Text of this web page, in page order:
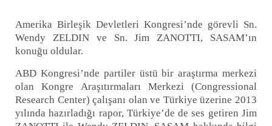
Amerika Birleşik Devletleri Kongresi’nde görevli Sn.
Wendy ZELDIN ve Sn. Jim ZANOTTI, SASAM’ın
konuğu oldular.
ABD Kongresi’nde partiler üstü bir araştırma merkezi
olan Kongre Araşıtırmaları Merkezi (Congressional
Research Center) çalışanı olan ve Türkiye üzerine 2013
yılında hazırladığı rapor, Türkiye’de de ses getiren Jim